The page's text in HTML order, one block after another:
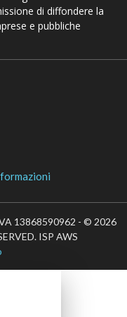
di diffondere la
e pubbliche
13868590962 - © 2026
ISP AWS